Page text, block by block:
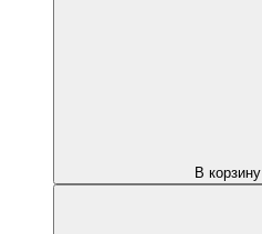
В корзину